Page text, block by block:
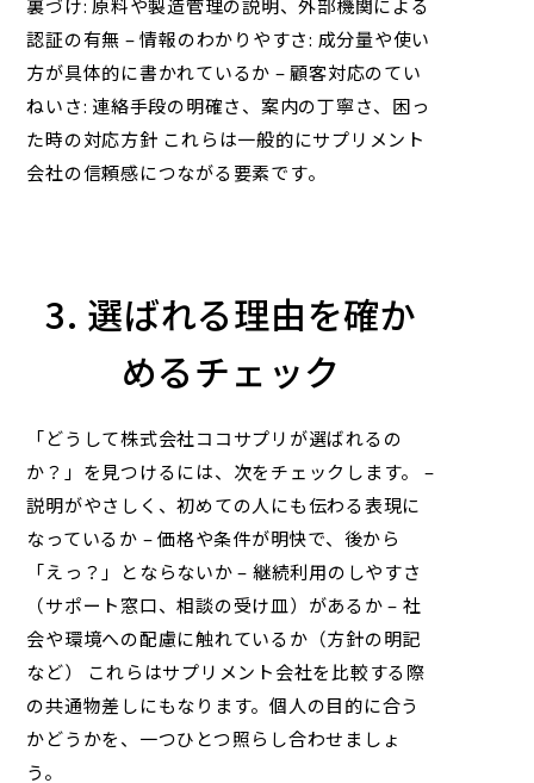
裏づけ: 原料や製造管理の説明、外部機関による
認証の有無 – 情報のわかりやすさ: 成分量や使い
方が具体的に書かれているか – 顧客対応のてい
ねいさ: 連絡手段の明確さ、案内の丁寧さ、困っ
た時の対応方針 これらは一般的にサプリメント
会社の信頼感につながる要素です。
3. 選ばれる理由を確か
めるチェック
「どうして株式会社ココサプリ が選ばれるの
か？」を見つけるには、次をチェックします。 –
説明がやさしく、初めての人にも伝わる表現に
なっているか – 価格や条件が明快で、後から
「えっ？」とならないか – 継続利用のしやすさ
（サポート窓口、相談の受け皿）があるか – 社
会や環境への配慮に触れているか（方針の明記
など） これらはサプリメント会社を比較する際
の共通物差しにもなります。個人の目的に合う
かどうかを、一つひとつ照らし合わせましょ
う。